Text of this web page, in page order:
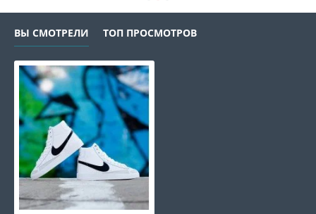
ВЫ СМОТРЕЛИ ТОП ПРОСМОТРОВ